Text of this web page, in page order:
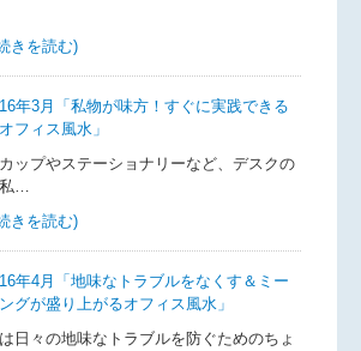
きを読む)
年3月「私物が味方！すぐに実践できる
フィス風水」
ップやステーショナリーなど、デスクの
…
きを読む)
年4月「地味なトラブルをなくす＆ミー
グが盛り上がるオフィス風水」
日々の地味なトラブルを防ぐためのちょ